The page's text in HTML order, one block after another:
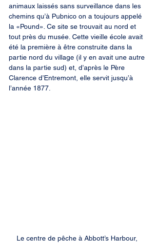
animaux laissés sans surveillance dans les
chemins qu’à Pubnico on a toujours appelé
la «Pound». Ce site se trouvait au nord et
tout près du musée. Cette vieille école avait
été la première à être construite dans la
partie nord du village (il y en avait une autre
dans la partie sud) et, d’après le Père
Clarence d’Entremont, elle servit jusqu’à
l’année 1877.
Le centre de pêche à Abbott’s Harbour,